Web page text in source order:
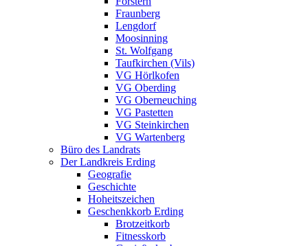
Fraunberg
Lengdorf
Moosinning
St. Wolfgang
Taufkirchen (Vils)
VG Hörlkofen
VG Oberding
VG Oberneuching
VG Pastetten
VG Steinkirchen
VG Wartenberg
Büro des Landrats
Der Landkreis Erding
Geografie
Geschichte
Hoheitszeichen
Geschenkkorb Erding
Brotzeitkorb
Fitnesskorb